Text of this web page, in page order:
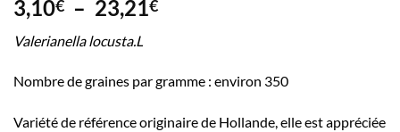
3,10€ – 23,21€Plage
à
23,21€
Valerianella locusta.L
Nombre de graines par gramme : environ 350
Variété de référence originaire de Hollande, elle est appréciée